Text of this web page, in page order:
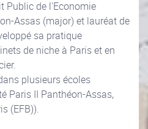
Public de l'Economie
Assas (major) et lauréat de
sa pratique
de niche à Paris et en
plusieurs écoles
Paris II Panthéon-Assas,
(EFB)).